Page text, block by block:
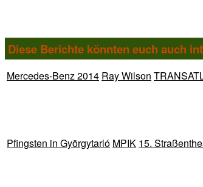
Diese Berichte könnten euch auch
Mercedes-Benz 2014 Ray Wilson
Pfingsten in Györgytarló MPIK 15.